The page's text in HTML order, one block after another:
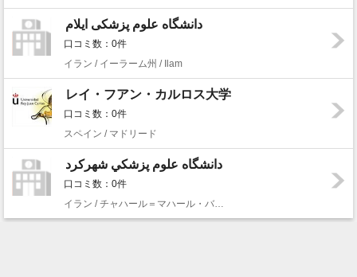
دانشگاه علوم پزشکی ایلام
口コミ数：0件
イラン / イーラーム州 / Ilam
レイ・フアン・カルロス大学
口コミ数：0件
スペイン / マドリード
دانشگاه علوم پزشکي شهرکرد
口コミ数：0件
イラン / チャハール＝マハール・バフティヤーリー州 / Shahrekord